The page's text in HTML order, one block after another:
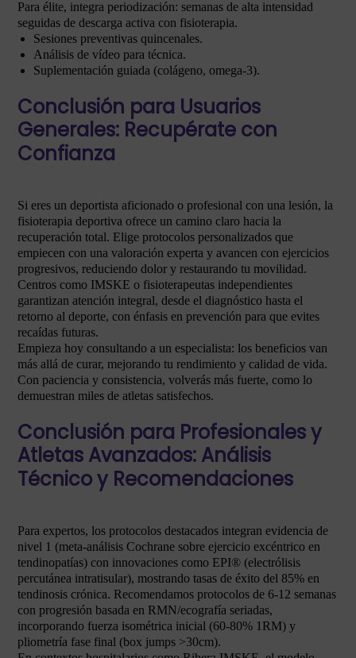
Para élite, integra periodización: semanas de alta intensidad
seguidas de descarga activa con fisioterapia.
Sesiones preventivas quincenales.
Análisis de vídeo para técnica.
Suplementación guiada (colágeno, omega-3).
Conclusión para Usuarios
Generales: Recupérate con
Confianza
Si eres un deportista aficionado o profesional con una lesión, la
fisioterapia deportiva ofrece un camino claro hacia la
recuperación total. Elige protocolos personalizados que
empiecen con una valoración experta y avancen con ejercicios
progresivos, reduciendo dolor y restaurando tu movilidad.
Centros como IMSKE o fisioterapeutas independientes
garantizan atención integral, desde el diagnóstico hasta el
retorno al deporte, con énfasis en prevención para que evites
recaídas futuras.
Empieza hoy consultando a un especialista: los beneficios van
más allá de curar, mejorando tu rendimiento y calidad de vida.
Con paciencia y consistencia, volverás más fuerte, como lo
demuestran miles de atletas satisfechos.
Conclusión para Profesionales y
Atletas Avanzados: Análisis
Técnico y Recomendaciones
Para expertos, los protocolos destacados integran evidencia de
nivel 1 (meta-análisis Cochrane sobre ejercicio excéntrico en
tendinopatías) con innovaciones como EPI® (electrólisis
percutánea intratisular), mostrando tasas de éxito del 85% en
tendinosis crónica. Recomendamos protocolos de 6-12 semanas
con progresión basada en RMN/ecografía seriadas,
incorporando fuerza isométrica inicial (60-80% 1RM) y
pliometría fase final (box jumps >30cm).